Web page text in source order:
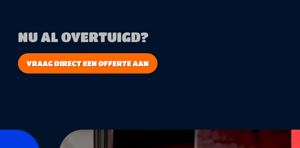
NU AL OVERTUIGD?
VRAAG DIRECT EEN OFFERTE AAN